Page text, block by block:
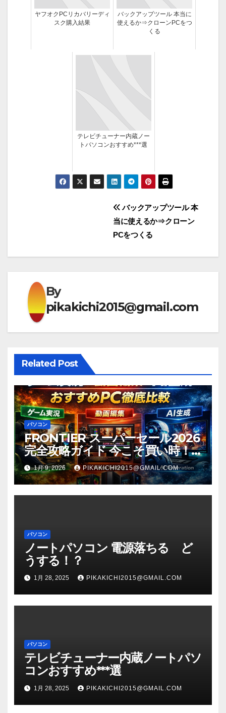
ヤフオクPCリカバリーディ
スク購入結果
バックアップツール 本当に
使えるか⇒クローンPCをつ
くる
テレビチューナー内蔵ノー
トパソコンおすすめ***選
ナ
ゲ
ー
シ
ョ
ン
バックアップツール 本
当に使えるか⇒クローン
PCをつくる
By
pikakichi2015@gmail.com
Related Post
パソコン
FRONTIER スーパーセール2026
完全攻略ガイド 今こそ買い時！
ゲーミングPC・高性能BTOを最
安で手に入れる方法
1月 9, 2026 PIKAKICHI2015@GMAIL.COM
パソコン
ノートパソコン 電源落ちる ど
うする！？
1月 28, 2025 PIKAKICHI2015@GMAIL.COM
パソコン
テレビチューナー内蔵ノートパソ
コンおすすめ***選
1月 28, 2025 PIKAKICHI2015@GMAIL.COM